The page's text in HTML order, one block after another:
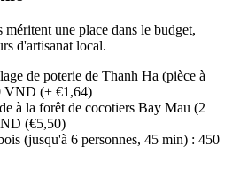
une place dans le budget,
d'artisanat local.
de poterie de Thanh Ha (pièce à
VND (+ €1,64)
à la forêt de cocotiers Bay Mau (2
(€5,50)
(jusqu'à 6 personnes, 45 min) : 450